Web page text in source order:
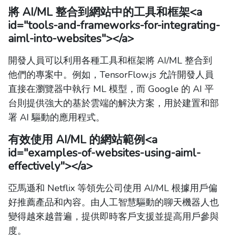
將 AI/ML 整合到網站中的工具和框架<a
id="tools-and-frameworks-for-integrating-
aiml-into-websites"></a>
開發人員可以利用各種工具和框架將 AI/ML 整合到
他們的專案中。例如，TensorFlow.js 允許開發人員
直接在瀏覽器中執行 ML 模型，而 Google 的 AI 平
台則提供強大的基於雲端的解決方案，用於建置和部
署 AI 驅動的應用程式。
有效使用 AI/ML 的網站範例<a
id="examples-of-websites-using-aiml-
effectively"></a>
亞馬遜和 Netflix 等領先公司使用 AI/ML 根據用戶偏
好推薦產品和內容。由人工智慧驅動的聊天機器人也
變得越來越普遍，提供即時客戶支援並提高用戶參與
度。